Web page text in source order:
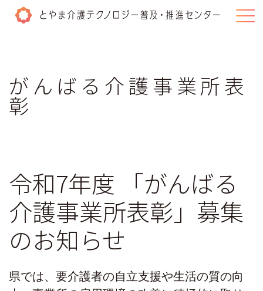
介護施設・事業所はこちら
試用貸出
伴走支援の取組み
がんばる介護事業所表彰
がんばる介護事業所表
彰
令和7年度
「がんばる
介護事業所表彰」 募集
のお知らせ
県では、要介護者の自立支援や生活の質の向